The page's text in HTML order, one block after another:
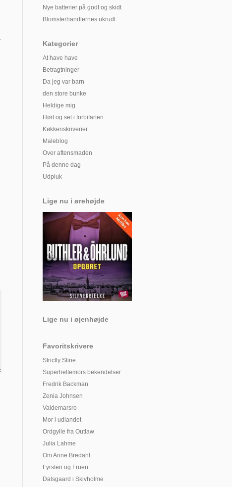
Nye batterier på godt og skidt
Blomsterhandlernes ukrudt
Kategorier
At have have
Betragtninger
Da jeg var barn
den store bunke
Heldige mig
Hørt og set i forbifarten
Køkkenskriverier
Maleblog
Over aftensmaden
På denne dag
Udpluk
Lige nu i ørehøjde
Lige nu i øjenhøjde
Favoritskrivere
Strictly Stine
Superheltemors bekendelser
Fredrik Backman
Zenia Johnsen
Valdemarsro
Mor i udlandet
Ordgylle fra Outlaw
Julia Lahme
Om Anne Bredahl
Fyrsten og Fruen
Dalsgaard i Skivholme